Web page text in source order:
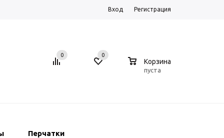
Вход Регистрация
0 0
Корзина
пуста
Перчатки